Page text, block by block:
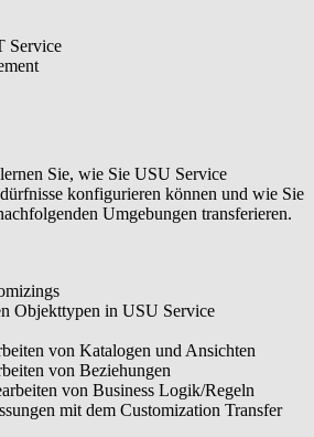
Service
Sie, wie Sie USU Service
konfigurieren können und wie Sie
Umgebungen transferieren.
Objekttypen in USU Service
von Katalogen und Ansichten
von Beziehungen
von Business Logik/Regeln
mit dem Customization Transfer